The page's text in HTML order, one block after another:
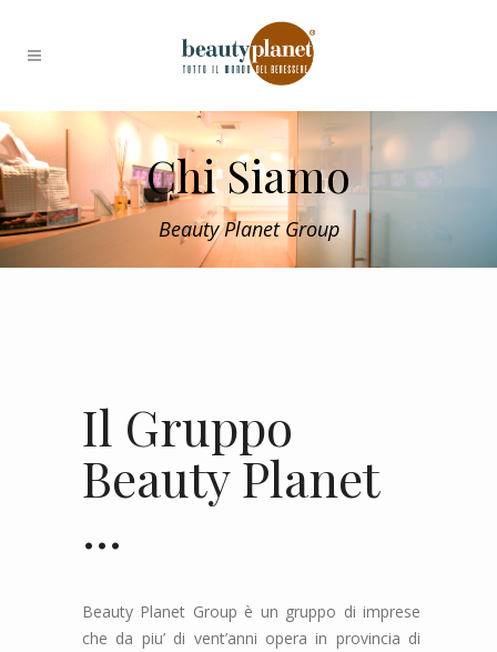
Chi Siamo
Beauty Planet Group
Il Gruppo
Beauty Planet
…
Beauty Planet Group è un gruppo di imprese
che da piu’ di vent’anni opera in provincia di